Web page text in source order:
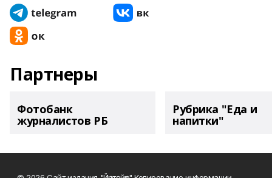
Партнеры
Фотобанк
журналистов РБ
Рубрика "Еда и
напитки"